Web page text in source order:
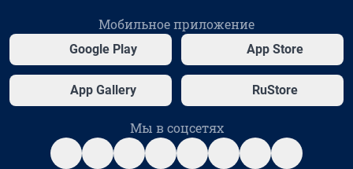
Мобильное приложение
Google Play App Store
App Gallery RuStore
Мы в соцсетях